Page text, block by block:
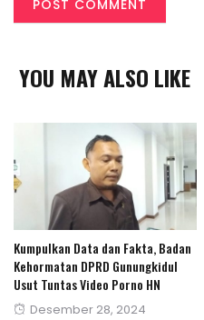
YOU MAY ALSO LIKE
Kumpulkan Data dan Fakta, Badan
Kehormatan DPRD Gunungkidul
Usut Tuntas Video Porno HN
Posted
Desember 28, 2024